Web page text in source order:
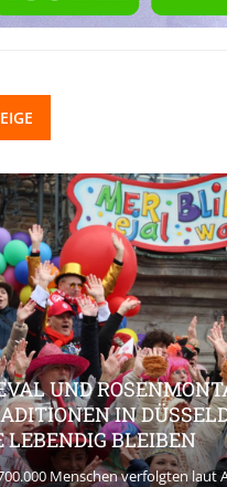
UND
IN
LEBENDIG BLEIBEN
Menschen verfolgten laut